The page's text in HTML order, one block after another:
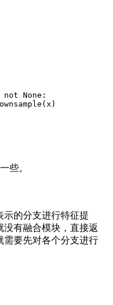
not None :
( x )
些。
示的分支进行特征提
有融合模块，直接返
需要先对各个分支进行